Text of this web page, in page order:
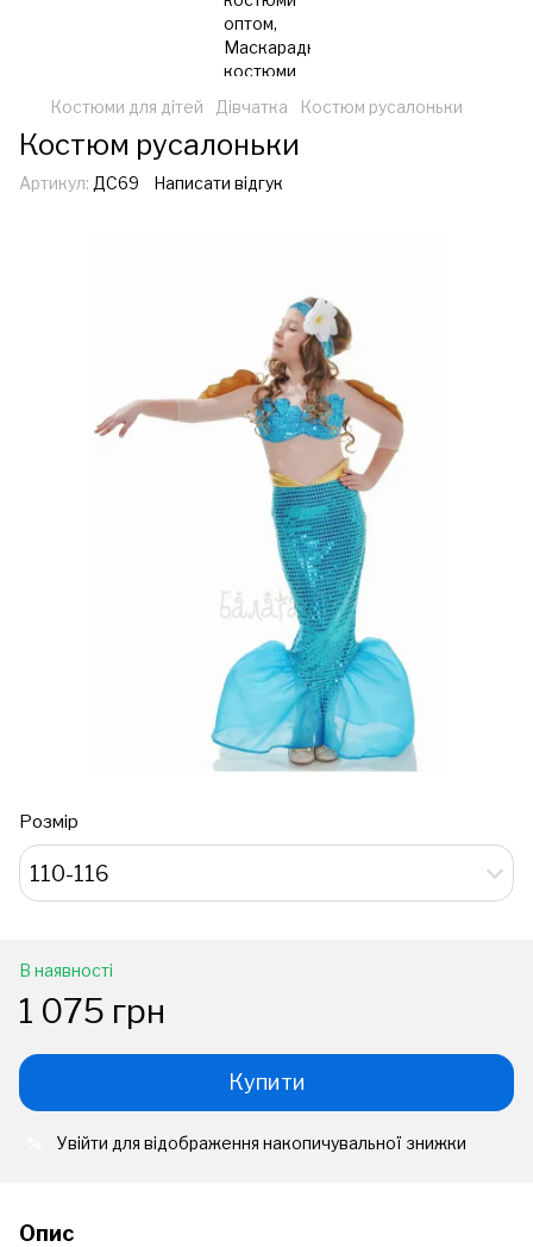
Костюми для дітей Дівчатка Костюм русалоньки
Костюм русалоньки
Артикул: ДС69 Написати відгук
Розмір
110-116
В наявності
1 075 грн
Купити
Увійти для відображення накопичувальної знижки
Опис